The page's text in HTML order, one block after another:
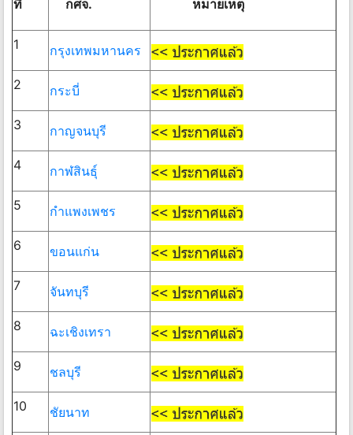
ที่ กศจ. หมายเหตุ
1 กรุงเทพมหานคร
2 กระบี่
3 กาญจนบุรี
4 กาฬสินธุ์
5 กำแพงเพชร
6 ขอนแก่น
7 จันทบุรี
8 ฉะเชิงเทรา
9 ชลบุรี
10 ชัยนาท